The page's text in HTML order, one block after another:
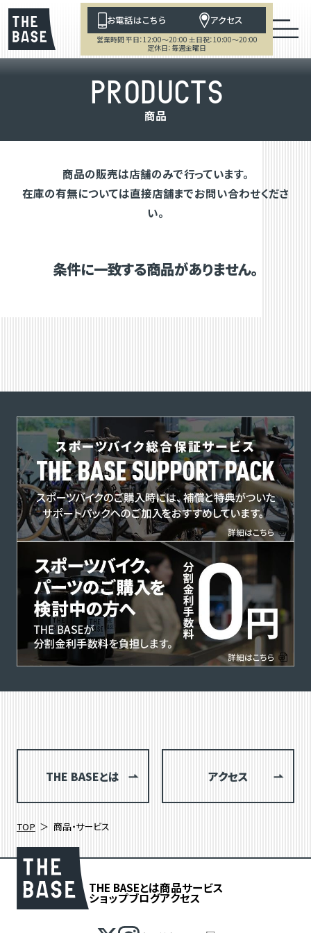
お電話はこちら アクセス
営業時間 平日：12:00～20:00 土日祝：10:00～20:00
定休日：毎週金曜日
PRODUCTS
商品
商品の販売は店舗のみで行っています。
在庫の有無については直接店舗までお問い合わせくださ
い。
条件に一致する商品がありません。
THE BASEとは アクセス
TOP 商品・サービス
THE BASEとは商品サービス
ショップブログアクセス